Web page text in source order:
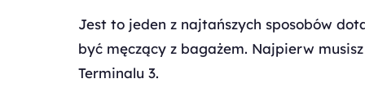
Jest to jeden z najtańszych sposobów
być męczący z bagażem. Najpierw
Terminalu 3.